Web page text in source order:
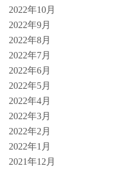
2022年10月
2022年9月
2022年8月
2022年7月
2022年6月
2022年5月
2022年4月
2022年3月
2022年2月
2022年1月
2021年12月